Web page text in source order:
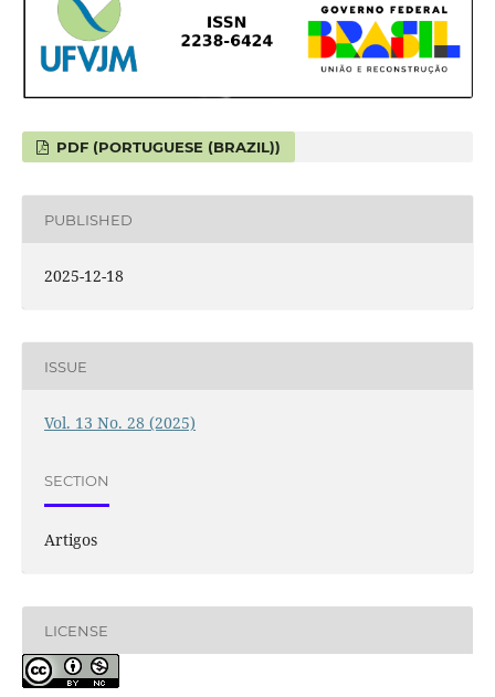
PDF (PORTUGUESE (BRAZIL))
PUBLISHED
2025-12-18
ISSUE
Vol. 13 No. 28 (2025)
SECTION
Artigos
LICENSE